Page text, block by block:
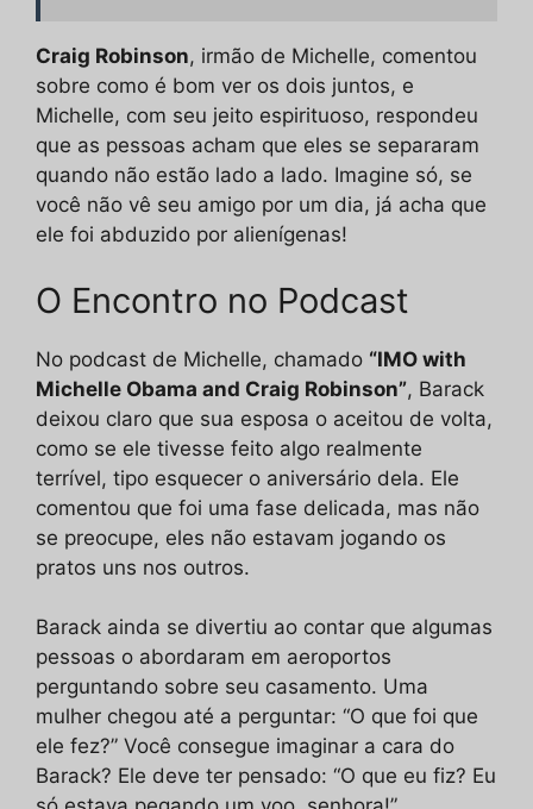
Craig Robinson, irmão de Michelle, comentou
sobre como é bom ver os dois juntos, e
Michelle, com seu jeito espirituoso, respondeu
que as pessoas acham que eles se separaram
quando não estão lado a lado. Imagine só, se
você não vê seu amigo por um dia, já acha que
ele foi abduzido por alienígenas!
O Encontro no Podcast
No podcast de Michelle, chamado “IMO with
Michelle Obama and Craig Robinson”, Barack
deixou claro que sua esposa o aceitou de volta,
como se ele tivesse feito algo realmente
terrível, tipo esquecer o aniversário dela. Ele
comentou que foi uma fase delicada, mas não
se preocupe, eles não estavam jogando os
pratos uns nos outros.
Barack ainda se divertiu ao contar que algumas
pessoas o abordaram em aeroportos
perguntando sobre seu casamento. Uma
mulher chegou até a perguntar: “O que foi que
ele fez?” Você consegue imaginar a cara do
Barack? Ele deve ter pensado: “O que eu fiz? Eu